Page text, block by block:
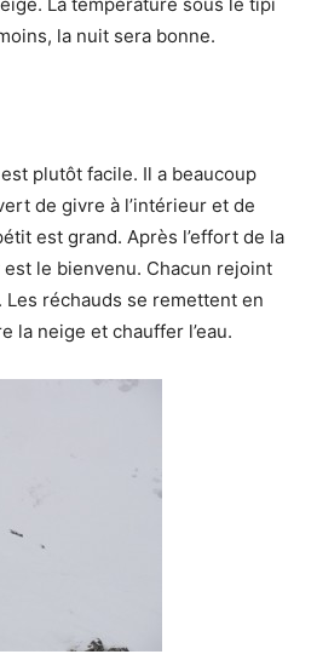
la nuit sera bonne.
plutôt facile. Il a beaucoup
de givre à l’intérieur et de
est grand. Après l’effort de la
le bienvenu. Chacun rejoint
réchauds se remettent en
la neige et chauffer l’eau.